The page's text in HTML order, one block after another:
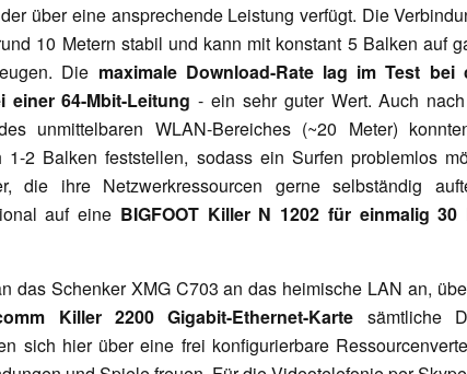
über eine ansprechende Leistung verfügt. Die
10 Metern stabil und kann mit konstant 5 Balken auf
Die maximale Download-Rate lag im Test bei
einer 64-Mbit-Leitung - ein sehr guter Wert. Auch
unmittelbaren WLAN-Bereiches (~20 Meter)
1-2 Balken feststellen, sodass ein Surfen problemlos
die ihre Netzwerkressourcen gerne selbständig
auf eine BIGFOOT Killer N 1202 für einmalig 30
das Schenker XMG C703 an das heimische LAN an,
Killer 2200 Gigabit-Ethernet-Karte sämtliche
sich hier über eine frei konfigurierbare